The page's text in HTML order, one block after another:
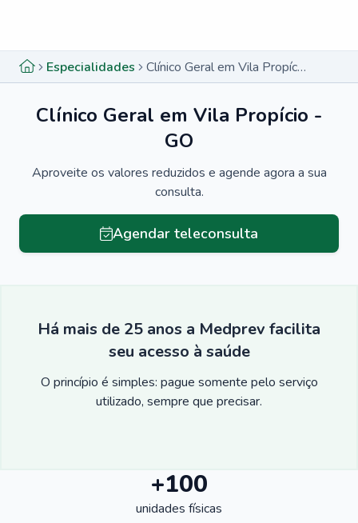
Especialidades Clínico Geral em Vila Propício - GO
Clínico Geral em Vila Propício -
GO
Aproveite os valores reduzidos e agende agora a sua
consulta.
Agendar teleconsulta
Há mais de 25 anos a Medprev facilita
seu acesso à saúde
O princípio é simples: pague somente pelo serviço
utilizado, sempre que precisar.
+100
unidades físicas